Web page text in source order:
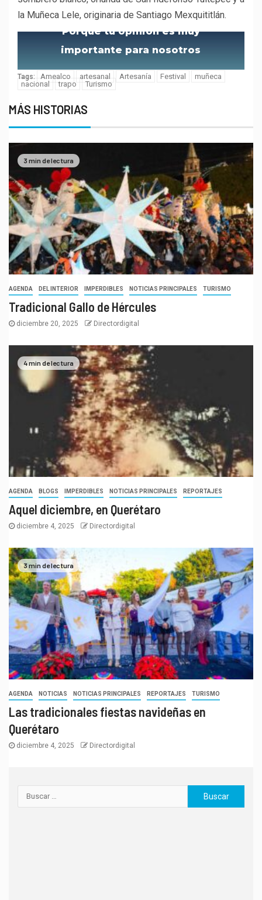
la Muñeca Lele, originaria de Santiago Mexquititlán.
Porque tu opinión es muy
importante para nosotros
Tags: Amealco artesanal Artesanía Festival
muñeca
nacional
trapo Turismo
MÁS HISTORIAS
3 min de lectura
AGENDA DEL INTERIOR IMPERDIBLES NOTICIAS PRINCIPALES TURISMO
Tradicional Gallo de Hércules
diciembre 20, 2025 Directordigital
4 min de lectura
AGENDA BLOGS IMPERDIBLES NOTICIAS PRINCIPALES REPORTAJES
Aquel diciembre, en Querétaro
diciembre 4, 2025 Directordigital
3 min de lectura
AGENDA NOTICIAS NOTICIAS PRINCIPALES REPORTAJES TURISMO
Las tradicionales fiestas navideñas en
Querétaro
diciembre 4, 2025 Directordigital